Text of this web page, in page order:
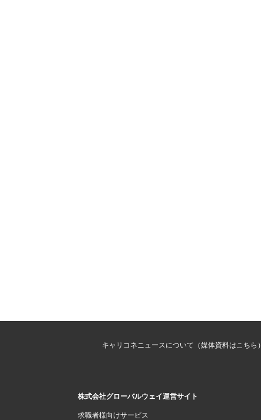
キャリコネニュースについて（媒体資料はこちら）
株式会社グローバルウェイ運営サイト
求職者様向けサービス